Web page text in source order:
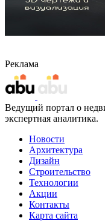
Реклама
Ведущий портал о
экспертная аналитика.
Новости
Архитектура
Дизайн
Строительство
Технологии
Акции
Контакты
Карта сайта